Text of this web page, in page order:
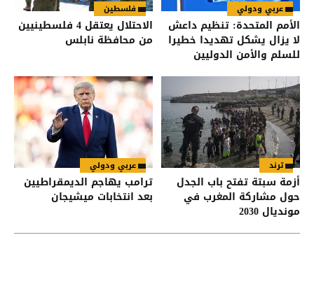
عربي ودولي
الأمم المتحدة: تنظيم داعش
لا يزال يشكل تهديدا خطيرا
للسلم والأمن الدوليين
فلسطين
الاحتلال يعتقل 4 فلسطينيين
من محافظة نابلس
ترند
أزمة سبتة تفتح باب الجدل
حول مشاركة المغرب في
مونديال 2030
عربي ودولي
ترامب يهاجم الديمقراطيين
بعد انتخابات ميشيجان